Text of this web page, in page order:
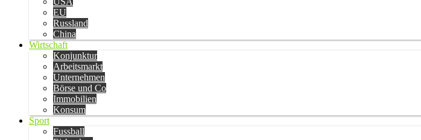
EU
Russland
China
Wirtschaft
Konjunktur
Arbeitsmarkt
Unternehmen
Börse und Co
Immobilien
Konsum
Sport
Fussball